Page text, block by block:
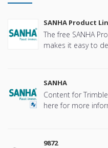
SANHA Product
The free SANHA
makes it easy to
SANHA
Content for
here for more
9872